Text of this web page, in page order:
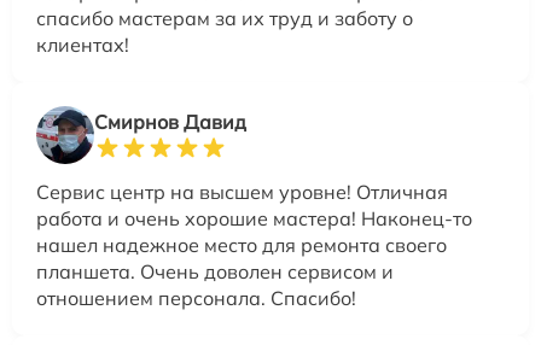
спасибо мастерам за их труд и заботу о
клиентах!
Смирнов Давид
Сервис центр на высшем уровне! Отличная
работа и очень хорошие мастера! Наконец-то
нашел надежное место для ремонта своего
планшета. Очень доволен сервисом и
отношением персонала. Спасибо!